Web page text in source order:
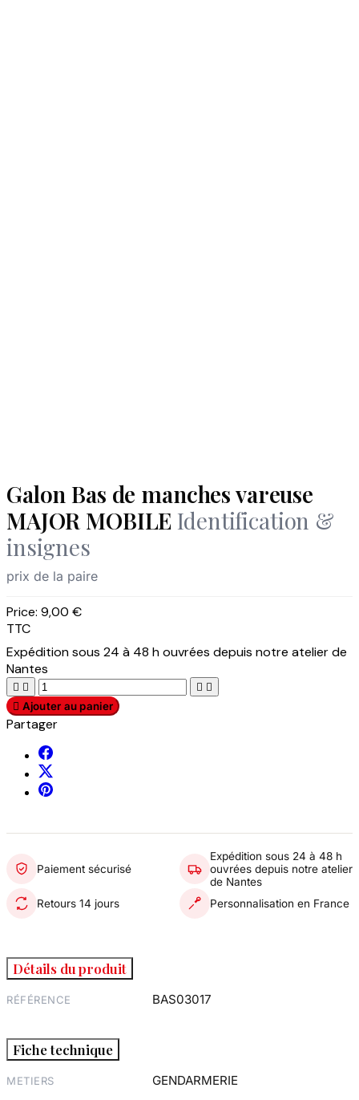
Galon Bas de manches vareuse
MAJOR MOBILE Identification &
insignes
prix de la paire
Price: 9,00 €
TTC
Expédition sous 24 à 48 h ouvrées depuis notre atelier de
Nantes
   
 Ajouter au panier
Partager
Paiement sécurisé
Expédition sous 24 à 48 h
ouvrées depuis notre atelier
de Nantes
Retours 14 jours
Personnalisation en France
Détails du produit
RÉFÉRENCE BAS03017
Fiche technique
METIERS GENDARMERIE